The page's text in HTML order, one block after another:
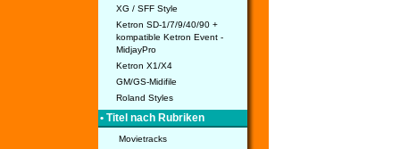
XG / SFF Style
Ketron SD-1/7/9/40/90 +
kompatible Ketron Event -
MidjayPro
Ketron X1/X4
GM/GS-Midifile
Roland Styles
• Titel nach Rubriken
Movietracks